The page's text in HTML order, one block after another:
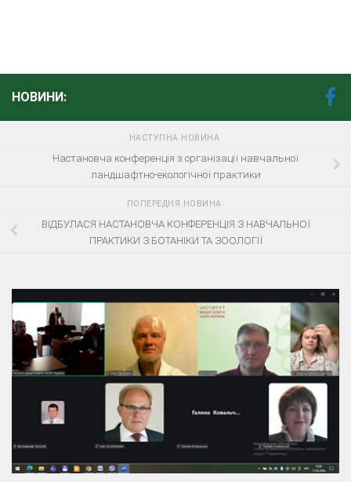
НОВИНИ:
НАСТУПНА НОВИНА
Настановча конференція з організації навчальної
ландшафтно-екологічної практики
ПОПЕРЕДНЯ НОВИНА
ВІДБУЛАСЯ НАСТАНОВЧА КОНФЕРЕНЦІЯ З НАВЧАЛЬНОЇ
ПРАКТИКИ З БОТАНІКИ ТА ЗООЛОГІЇ